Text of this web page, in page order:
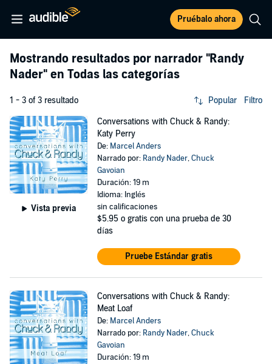
Pruébalo ahora
Mostrando resultados por narrador "Randy
Nader" en Todas las categorías
1 - 3 of 3 resultado Popular Filtro
Vista previa
Conversations with Chuck & Randy:
Katy Perry
De: Marcel Anders
Narrado por: Randy Nader,Chuck
Gavoian
Duración: 19 m
Idioma: Inglés
sin calificaciones
$5.95 o gratis con una prueba de 30
días
Pruebe Estándar gratis
Conversations with Chuck & Randy:
Meat Loaf
De: Marcel Anders
Narrado por: Randy Nader,Chuck
Gavoian
Duración: 19 m